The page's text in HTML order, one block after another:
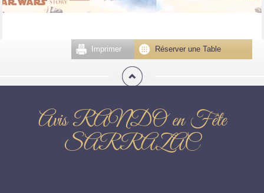
Réserver une Table
Imprimer
Avis RANDO en Fête
SARRAZAC